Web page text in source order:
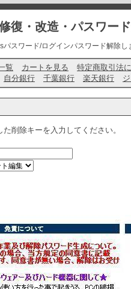
復・改造・パスワー
パスワード/ログインパスワード解除
覧 カートを見る
特定商取引法
自分銀行 千葉銀行 楽天銀行
削除キーを入力してください。